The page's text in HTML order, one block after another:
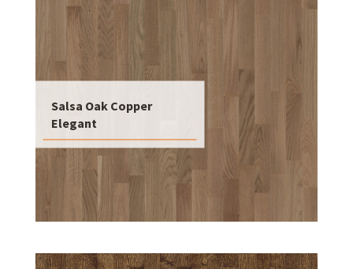
Salsa Oak Copper
Elegant